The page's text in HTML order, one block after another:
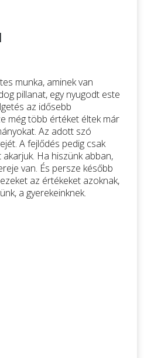
munka, aminek van
pillanat, egy nyugodt este
az idősebb
még több értéket éltek már
Az adott szó
A fejlődés pedig csak
Ha hiszünk abban,
van. És persze később
az értékeket azoknak,
a gyerekeinknek.